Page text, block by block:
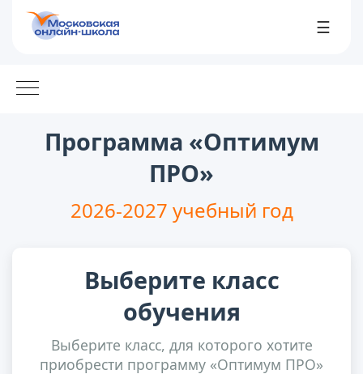
☰
Программа «Оптимум
ПРО»
2026-2027 учебный год
Выберите класс
обучения
Выберите класс, для которого хотите
приобрести программу «Оптимум ПРО»